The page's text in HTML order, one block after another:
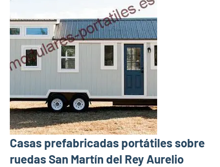
Casas prefabricadas portátiles sobre
ruedas San Martín del Rey Aurelio